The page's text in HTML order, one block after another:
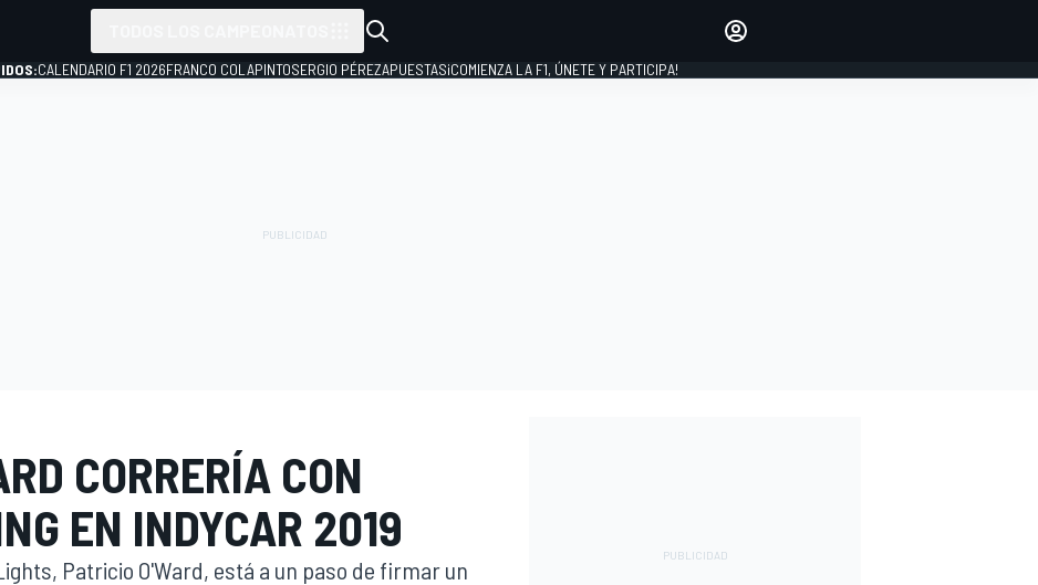
INICIAR SESIÓN
CALENDARIO F1 2026FRANCO COLAPINTOSERGIO PÉREZAPUESTAS¡COMIENZA LA F1, ÚNETE Y PARTICIPA!
CORRERÍA CON
EN INDYCAR 2019
Patricio O'Ward, está a un paso de firmar un